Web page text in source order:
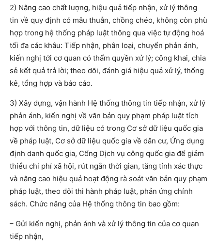
2) Nâng cao chất lượng, hiệu quả tiếp nhận, xử lý thông
tin về quy định có mâu thuẫn, chồng chéo, không còn phù
hợp trong hệ thống pháp luật thông qua việc tự động hoá
tối đa các khâu: Tiếp nhận, phân loại, chuyển phản ánh,
kiến nghị tới cơ quan có thẩm quyền xử lý; công khai, chia
sẻ kết quả trả lời; theo dõi, đánh giá hiệu quả xử lý, thống
kê, tổng hợp và báo cáo.
3) Xây dựng, vận hành Hệ thống thông tin tiếp nhận, xử lý
phản ánh, kiến nghị về văn bản quy phạm pháp luật tích
hợp với thông tin, dữ liệu có trong Cơ sở dữ liệu quốc gia
về pháp luật, Cơ sở dữ liệu quốc gia về dân cư, Ứng dụng
định danh quốc gia, Cổng Dịch vụ công quốc gia để giảm
thiểu chi phí xã hội, rút ngắn thời gian, tăng tính xác thực
và nâng cao hiệu quả hoạt động rà soát văn bản quy phạm
pháp luật, theo dõi thi hành pháp luật, phản ứng chính
sách. Chức năng của Hệ thống thông tin bao gồm:
– Gửi kiến nghị, phản ánh và xử lý thông tin của cơ quan
tiếp nhận,